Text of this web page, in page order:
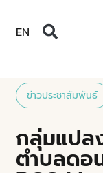
EN
ข่าวประชาสัมพันธ์
กลุ่มแปล
ตำบลดอ